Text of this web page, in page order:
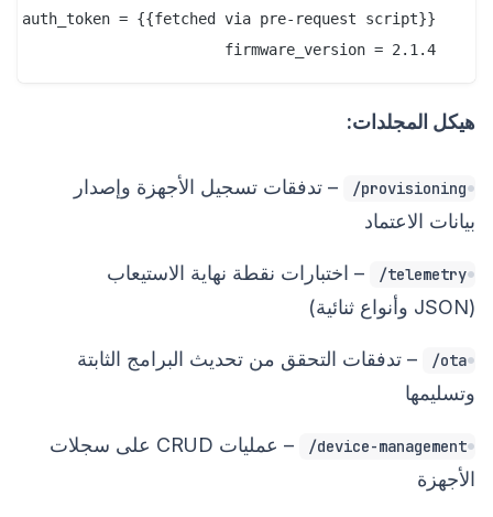
هيكل المجلدات:
provisioning/
– تدفقات تسجيل الأجهزة وإصدار
بيانات الاعتماد
telemetry/
– اختبارات نقطة نهاية الاستيعاب
(JSON وأنواع ثنائية)
ota/
– تدفقات التحقق من تحديث البرامج الثابتة
وتسليمها
device-management/
– عمليات CRUD على سجلات
الأجهزة